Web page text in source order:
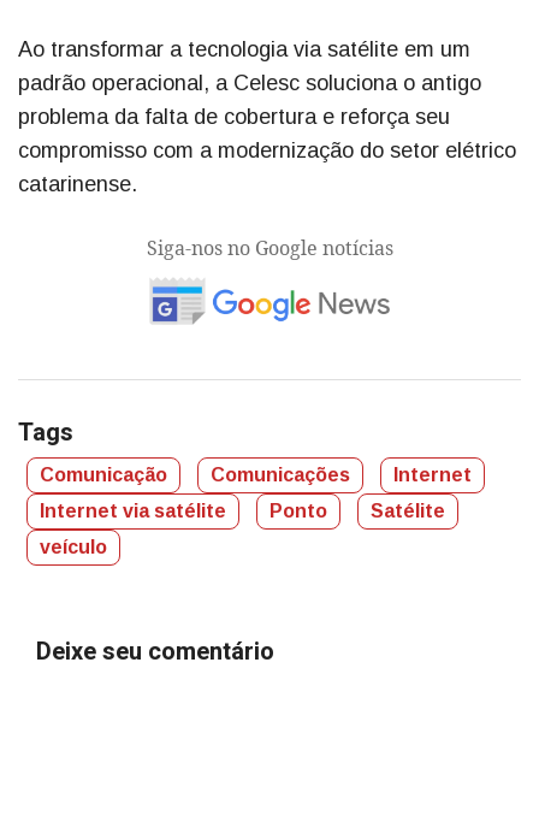
Ao transformar a tecnologia via satélite em um
padrão operacional, a Celesc soluciona o antigo
problema da falta de cobertura e reforça seu
compromisso com a modernização do setor elétrico
catarinense.
Siga-nos no Google notícias
Tags
Comunicação Comunicações
Internet
Internet via satélite
Ponto
Satélite
veículo
Deixe seu comentário